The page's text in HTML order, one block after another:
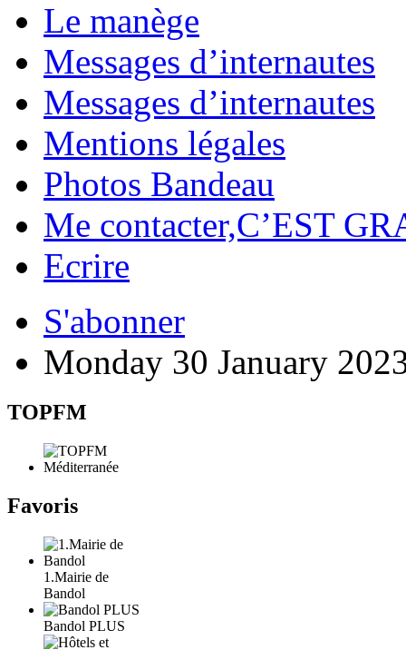
Le manège
Messages d’internautes
Messages d’internautes
Mentions légales
Photos Bandeau
Me contacter,C’EST
Ecrire
S'abonner
Monday 30 January
TOPFM
Favoris
1.Mairie de
Bandol
Bandol PLUS